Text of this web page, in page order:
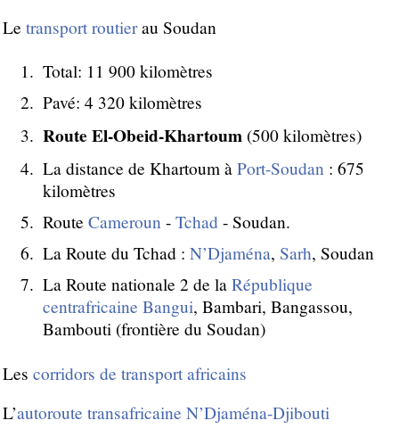
Le transport routierau Soudan
Total: 11 900 kilomètres
Pavé: 4 320 kilomètres
Route El-Obeid-Khartoum (500 kilomètres)
La distance de Khartoum à Port-Soudan : 675
kilomètres
Route Cameroun - Tchad - Soudan.
La Route du Tchad : N’Djaména, Sarh, Soudan
La Route nationale 2 de la République
centrafricaine Bangui, Bambari, Bangassou,
Bambouti (frontière du Soudan)
Les corridors de transport africains
L’autoroute transafricaine N’Djaména-Djibouti